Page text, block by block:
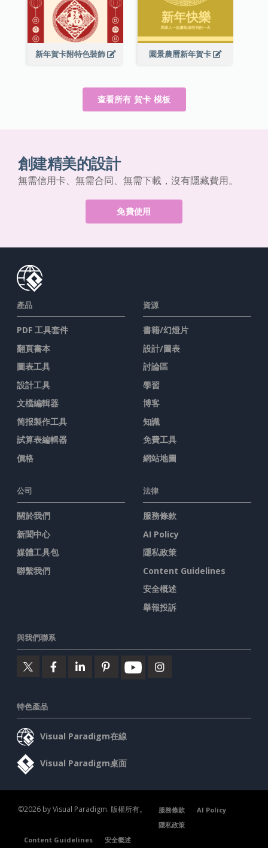
新年賀卡附特色裝飾 園景農曆新年賀卡
查看所有 賀卡 模板
創建精美的設計
無需信用卡、無需合同、無需下載，沒有隱藏費用。
免費使用
產品
PDF 工具套件
翻頁書本
圖表工具
設計工具
文檔編輯器
简报製作工具
試算表編輯器
價格
資源
書籍/幻燈片
設計/圖表
討論區
學習
博客
知識
免費工具
網站地圖
公司
關於我們
新聞中心
媒體工具包
聯繫我們
法律
服務條款
AI Policy
隱私政策
Content Guidelines
安全概述
舉報投訴
與我們聯系
特色產品
Visual Paradigm在線
Visual Paradigm桌面
©2026 by Visual Paradigm. 版權所有。 服務條款
AI Policy
隱私政策
Content Guidelines
安全概述